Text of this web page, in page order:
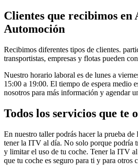
Clientes que recibimos en
Automoción
Recibimos diferentes tipos de clientes.
transportistas, empresas y flotas pueden
Nuestro horario laboral es de lunes a
15:00 a 19:00. El tiempo de espera medio
nosotros para más información y agendar
Todos los servicios que te
En nuestro taller podrás hacer la prueba
tener la ITV al día. No solo porque podría
y limitar el uso de tu coche. Tener la ITV
que tu coche es seguro para ti y para otros